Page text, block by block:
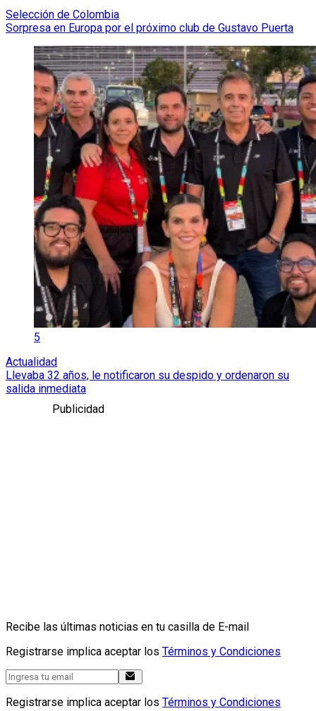
Selección de Colombia
Sorpresa en Europa por el próximo club de Gustavo Puerta
5
Actualidad
Llevaba 32 años, le notificaron su despido y ordenaron su
salida inmediata
Publicidad
Recibe las últimas noticias en tu casilla de E-mail
Registrarse implica aceptar los Términos y Condiciones
Registrarse implica aceptar los Términos y Condiciones